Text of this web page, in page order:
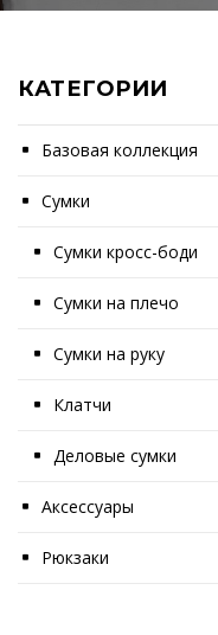
КАТЕГОРИИ
Базовая коллекция
Сумки
Сумки кросс-боди
Сумки на плечо
Сумки на руку
Клатчи
Деловые сумки
Аксессуары
Рюкзаки